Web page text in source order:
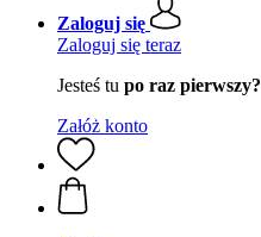
Zaloguj się
Zaloguj się teraz
Jesteś tu po raz pierwszy?
Załóż konto